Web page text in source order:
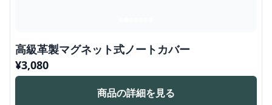
高級革製マグネット式ノートカバー
¥3,080
商品の詳細を見る